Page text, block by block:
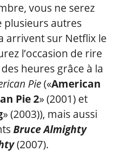
vous ne serez
plusieurs autres
arrivent sur Netflix le
l’occasion de rire
heures grâce à la
Pie(«American
Pie 2» (2001) et
» (2003)), mais aussi
Bruce Almighty
(2007).